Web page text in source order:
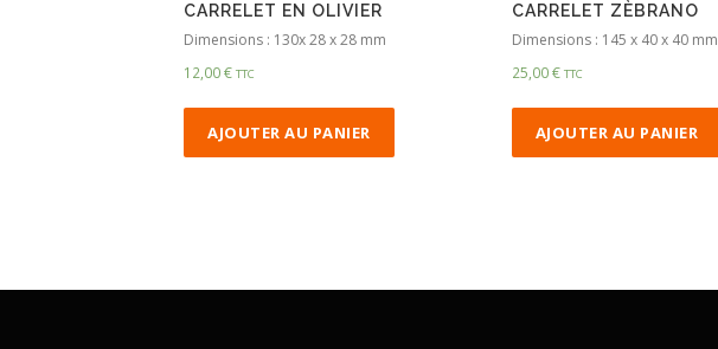
CARRELET EN OLIVIER
Dimensions : 130x 28 x 28 mm
12,00€ TTC
AJOUTER AU PANIER
CARRELET ZÈBRANO
Dimensions : 145 x 40 x 40 mm
25,00€ TTC
AJOUTER AU PANIER